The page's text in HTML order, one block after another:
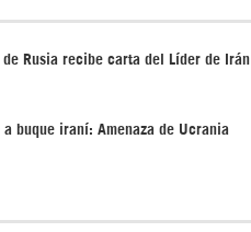
de Rusia recibe carta del Líder de Irán
a buque iraní: Amenaza de Ucrania